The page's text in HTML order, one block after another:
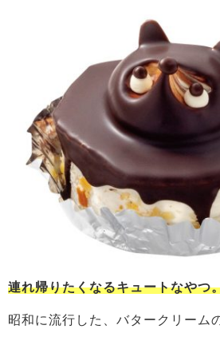
連れ帰りたくなるキュートなやつ
昭和に流行した、バタークリーム